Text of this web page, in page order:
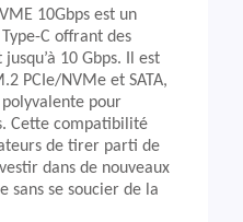
10Gbps est un
C offrant des
10 Gbps. Il est
PCIe/NVMe et SATA,
pour
Cette compatibilité
de tirer parti de
dans de nouveaux
sans se soucier de la